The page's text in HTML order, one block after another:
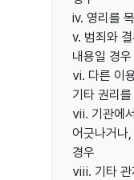
ⅳ. 영리를
ⅴ. 범죄와
내용일 경우
ⅵ. 다른 이
기타 권리
ⅶ. 기관에
어긋나거나
경우
ⅷ. 기타 관